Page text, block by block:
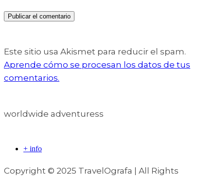
Este sitio usa Akismet para reducir el spam.
Aprende cómo se procesan los datos de tus
comentarios.
worldwide adventuress
+ info
Copyright © 2025 TravelOgrafa | All Rights